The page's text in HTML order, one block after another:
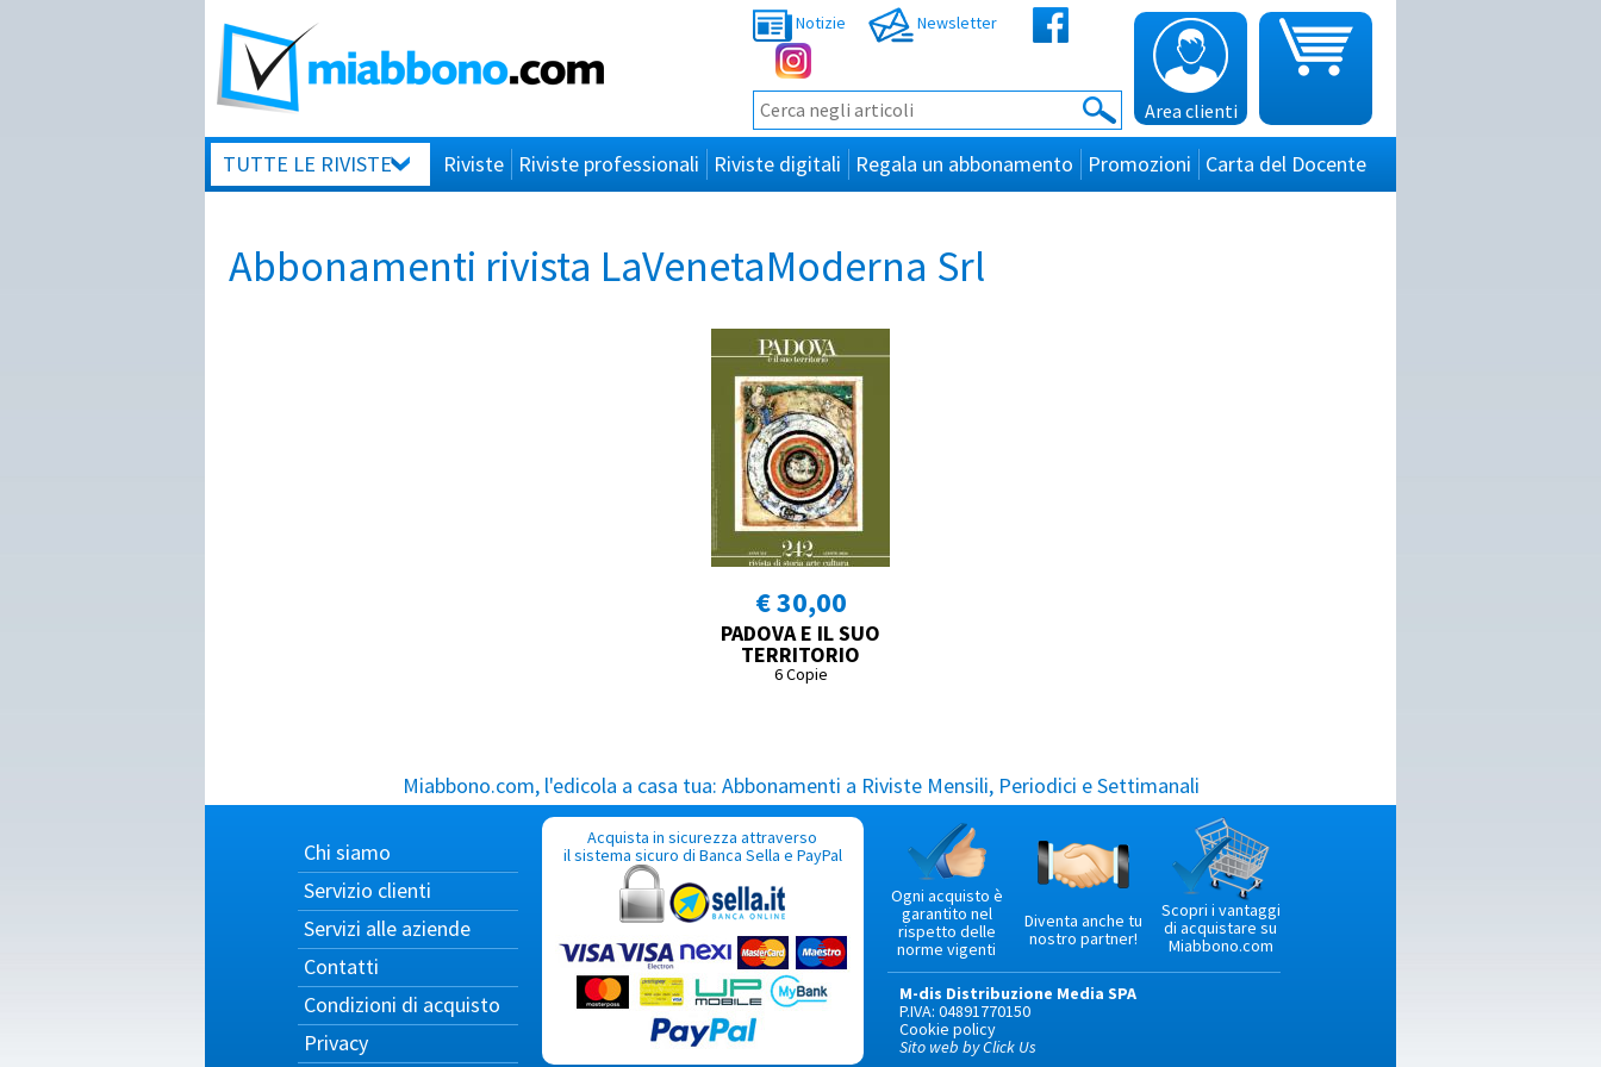
Notizie Newsletter
Area clienti
TUTTE LE RIVISTE Riviste Riviste professionali Riviste digitali Regala un abbonamento Promozioni Carta del Docente
Abbonamenti rivista LaVenetaModerna Srl
€ 30,00
PADOVA E IL SUO
TERRITORIO
6 Copie
Miabbono.com, l'edicola a casa tua: Abbonamenti a Riviste Mensili, Periodici e Settimanali
Chi siamo
Servizio clienti
Servizi alle aziende
Contatti
Condizioni di acquisto
Privacy
Acquista in sicurezza attraverso
il sistema sicuro di Banca Sella e PayPal
Ogni acquisto è
garantito nel
rispetto delle
norme vigenti
Diventa anche tu
nostro partner!
Scopri i vantaggi
di acquistare su
Miabbono.com
M-dis Distribuzione Media SPA
P.IVA: 04891770150
Cookie policy
Sito web by Click Us